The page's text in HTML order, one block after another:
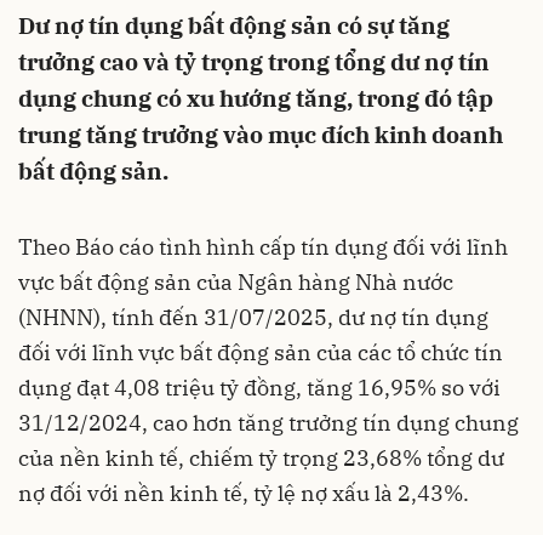
Dư nợ tín dụng bất động sản có sự tăng
trưởng cao và tỷ trọng trong tổng dư nợ tín
dụng chung có xu hướng tăng, trong đó tập
trung tăng trưởng vào mục đích kinh doanh
bất động sản.
Theo Báo cáo tình hình cấp tín dụng đối với lĩnh
vực bất động sản của Ngân hàng Nhà nước
(NHNN), tính đến 31/07/2025, dư nợ tín dụng
đối với lĩnh vực bất động sản của các tổ chức tín
dụng đạt 4,08 triệu tỷ đồng, tăng 16,95% so với
31/12/2024, cao hơn tăng trưởng tín dụng chung
của nền kinh tế, chiếm tỷ trọng 23,68% tổng dư
nợ đối với nền kinh tế, tỷ lệ nợ xấu là 2,43%.
Hủy